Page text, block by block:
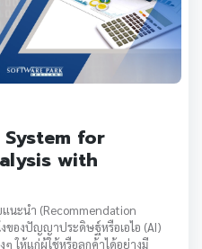
for
with
แนะนำ (Recommendation
ของปัญญาประดิษฐ์หรือเอไอ (AI)
ให้แก่ผู้ใช้หรือลูกค้าได้อย่างมี